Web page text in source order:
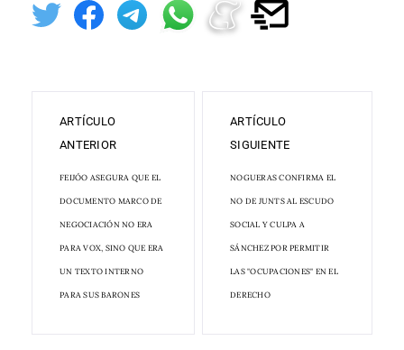
ARTÍCULO
ANTERIOR
FEIJÓO ASEGURA QUE EL
DOCUMENTO MARCO DE
NEGOCIACIÓN NO ERA
PARA VOX, SINO QUE ERA
UN TEXTO INTERNO
PARA SUS BARONES
ARTÍCULO
SIGUIENTE
NOGUERAS CONFIRMA EL
NO DE JUNTS AL ESCUDO
SOCIAL Y CULPA A
SÁNCHEZ POR PERMITIR
LAS "OCUPACIONES" EN EL
DERECHO